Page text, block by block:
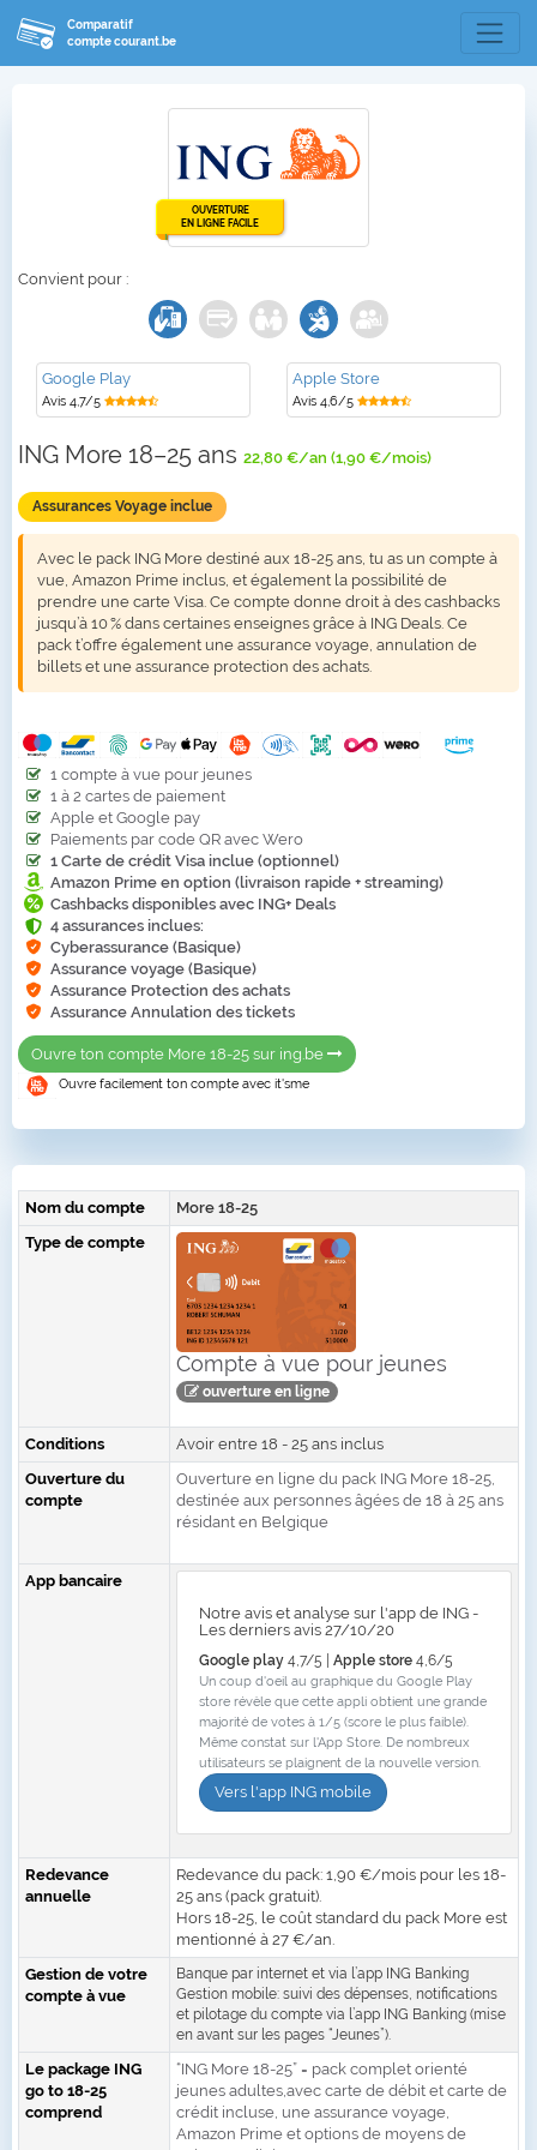
Comparatif
compte courant.be
OUVERTURE
EN LIGNE FACILE
Convient pour :
Google Play
Avis 4,7/5
Apple Store
Avis 4,6/5
ING More 18–25 ans 22,80 €/an (1,90 €/mois)
Assurances Voyage inclue
Avec le pack ING More destiné aux 18-25 ans, tu as un compte à
vue, Amazon Prime inclus, et également la possibilité de
prendre une carte Visa. Ce compte donne droit à des cashbacks
jusqu’à 10 % dans certaines enseignes grâce à ING Deals. Ce
pack t’offre également une assurance voyage, annulation de
billets et une assurance protection des achats.
1 compte à vue pour jeunes
1 à 2 cartes de paiement
Apple et Google pay
Paiements par code QR avec Wero
1 Carte de crédit Visa inclue (optionnel)
Amazon Prime en option (livraison rapide + streaming)
Cashbacks disponibles avec ING+ Deals
4 assurances inclues:
Cyberassurance (Basique)
Assurance voyage (Basique)
Assurance Protection des achats
Assurance Annulation des tickets
Ouvre ton compte More 18-25 sur ing.be
Ouvre facilement ton compte avec it'sme
Nom du compte
More 18-25
Type de compte
Compte à vue pour jeunes
ouverture en ligne
Conditions
Avoir entre 18 - 25 ans inclus
Ouverture du
compte
Ouverture en ligne du pack ING More 18-25,
destinée aux personnes âgées de 18 à 25 ans
résidant en Belgique
App bancaire
Notre avis et analyse sur l'app de ING -
Les derniers avis 27/10/20
Google play4,7/5 | Apple store4,6/5
Un coup d'oeil au graphique du Google Play
store révèle que cette appli obtient une grande
majorité de votes à 1/5 (score le plus faible).
Même constat sur l'App Store. De nombreux
utilisateurs se plaignent de la nouvelle version.
Vers l'app ING mobile
Redevance
annuelle
Redevance du pack: 1,90 €/mois pour les 18-
25 ans (pack gratuit).
Hors 18-25, le coût standard du pack More est
mentionné à 27 €/an.
Gestion de votre
compte à vue
Banque par internet et via l’app ING Banking
Gestion mobile: suivi des dépenses, notifications
et pilotage du compte via l’app ING Banking (mise
en avant sur les pages “Jeunes”).
Le package ING
go to 18-25
comprend
“ING More 18-25” = pack complet orienté
jeunes adultes,avec carte de débit et carte de
crédit incluse, une assurance voyage,
Amazon Prime et options de moyens de